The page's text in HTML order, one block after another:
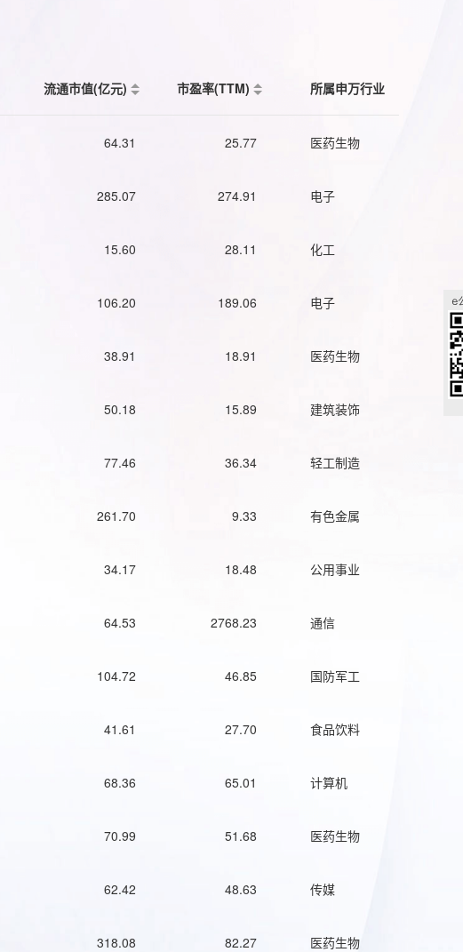
流通市值(亿元) 市盈率(TTM) 所属申万行业
64.31 25.77 医药生物
285.07 274.91 电子
15.60 28.11 化工
106.20 189.06 电子
38.91 18.91 医药生物
50.18 15.89 建筑装饰
77.46 36.34 轻工制造
261.70 9.33 有色金属
34.17 18.48 公用事业
64.53 2768.23 通信
104.72 46.85 国防军工
41.61 27.70 食品饮料
68.36 65.01 计算机
70.99 51.68 医药生物
62.42 48.63 传媒
318.08 82.27 医药生物